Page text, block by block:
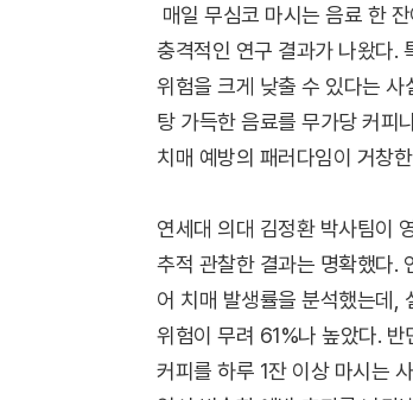
매일 무심코 마시는 음료 한
충격적인 연구 결과가 나왔다.
위험을 크게 낮출 수 있다는
탕 가득한 음료를 무가당 커피
치매 예방의 패러다임이 거창
연세대 의대 김정환 박사팀이
추적 관찰한 결과는 명확했다.
어 치매 발생률을 분석했는데,
위험이 무려 61%나 높았다.
커피를 하루 1잔 이상 마시는